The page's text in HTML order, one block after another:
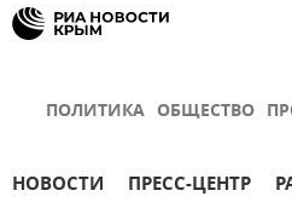
ПОЛИТИКА ОБЩЕСТВО
НОВОСТИ ПРЕСС-ЦЕНТР